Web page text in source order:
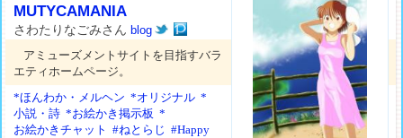
MUTYCAMANIA
さわたりなごみさんblog
アミューズメントサイトを目指すバラ
エティホームページ。
*ほんわか・メルヘン *オリジナル *
小説・詩 *お絵かき掲示板 *
お絵かきチャット
#ねとらじ #Happy